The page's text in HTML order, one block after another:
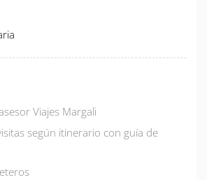
Viajes Margali
según itinerario con guía de